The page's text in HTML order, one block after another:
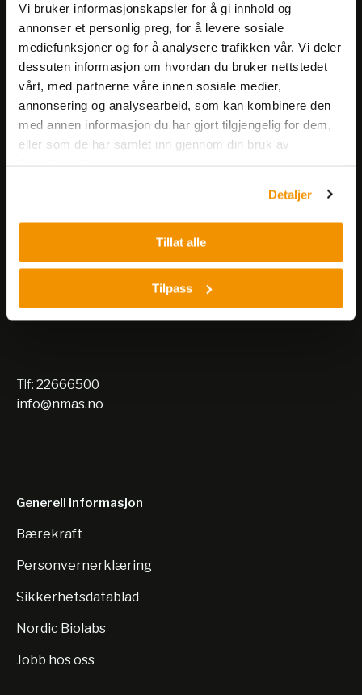
Vi bruker informasjonskapsler for å gi innhold og
annonser et personlig preg, for å levere sosiale
mediefunksjoner og for å analysere trafikken vår. Vi deler
dessuten informasjon om hvordan du bruker nettstedet
vårt, med partnerne våre innen sosiale medier,
annonsering og analysearbeid, som kan kombinere den
med annen informasjon du har gjort tilgjengelig for dem,
eller som de har samlet inn gjennom din bruk av
Detaljer
Tillat alle
Tilpass
Meld på nyhetsbrev
0667 OSLO
Lager:
0667 OSLO
Tlf: 22666500
info@nmas.no
Generell informasjon
Bærekraft
Personvernerklæring
Sikkerhetsdatablad
Nordic Biolabs
Jobb hos oss